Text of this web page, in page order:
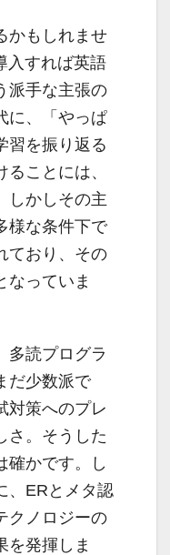
かもしれませ
入すれば英語
派手な主張の
に、「やっぱ
習を振り返る
ことには、
しかしその主
様な条件下で
ており、その
なっていま
多読プログラ
だ少数派で
対策へのプレ
さ。そうした
確かです。し
、ERとメタ認
クノロジーの
を発揮しま